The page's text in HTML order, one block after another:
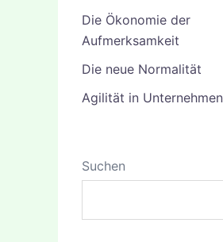
Die Ökonomie der
Aufmerksamkeit
Die neue Normalität
Agilität in Unternehmen
Suchen